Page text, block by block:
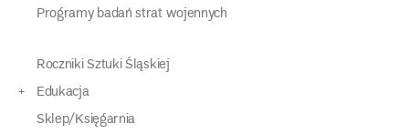
Programy badań strat wojennych
Roczniki Sztuki Śląskiej
Edukacja
Sklep/Księgarnia